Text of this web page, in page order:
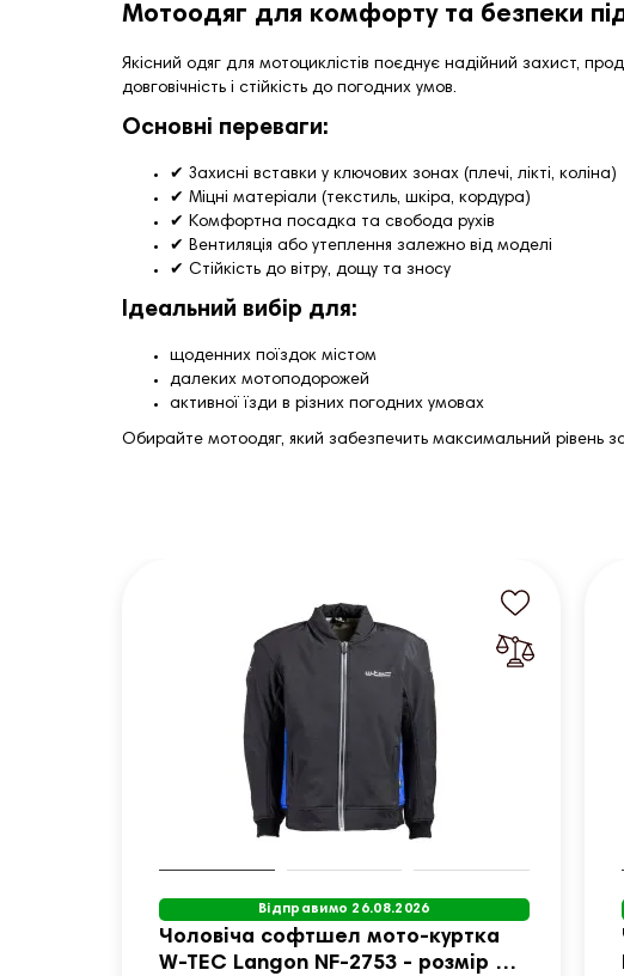
Мотоодяг для комфорту та безпеки
Якісний одяг для мотоциклістів поєднує надійний захист,
довговічність і стійкість до погодних умов.
Основні переваги:
✔ Захисні вставки у ключових зонах (плечі, лікті, коліна)
✔ Міцні матеріали (текстиль, шкіра, кордура)
✔ Комфортна посадка та свобода рухів
✔ Вентиляція або утеплення залежно від моделі
✔ Стійкість до вітру, дощу та зносу
Ідеальний вибір для:
щоденних поїздок містом
далеких мотоподорожей
активної їзди в різних погодних умовах
Обирайте мотоодяг, який забезпечить максимальний рівень
Відправимо 26.08.2026
Чоловіча софтшел мото-куртка
W-TEC Langon NF-2753 - розмір M /